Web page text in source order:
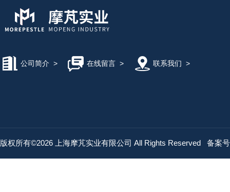
公司简介 > 在线留言> 联系我们 >
版权所有©2026 上海摩芃实业有限公司 All Rights Reserved 备案